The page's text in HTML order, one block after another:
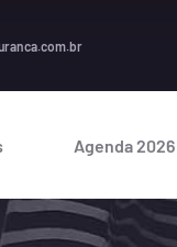
Agenda 2026